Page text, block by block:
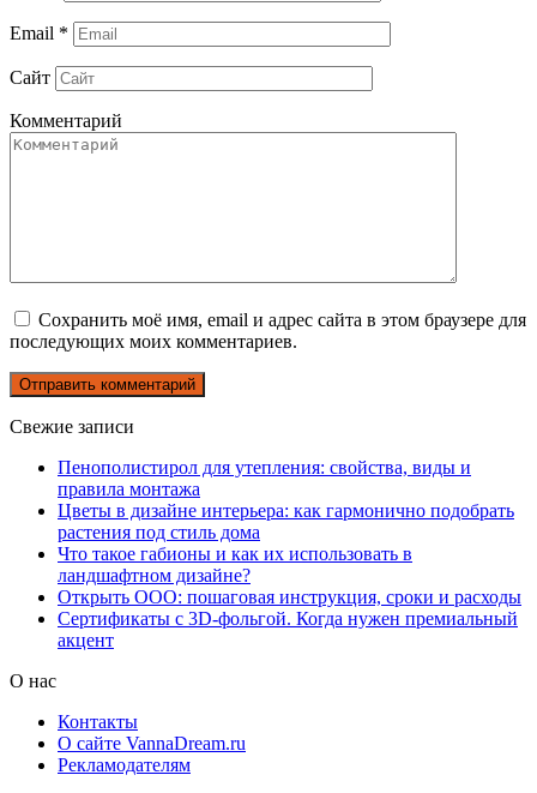
Email *
Сайт
Комментарий
Сохранить моё имя, email и адрес сайта в этом браузере для
последующих моих комментариев.
Свежие записи
Пенополистирол для утепления: свойства, виды и
правила монтажа
Цветы в дизайне интерьера: как гармонично подобрать
растения под стиль дома
Что такое габионы и как их использовать в
ландшафтном дизайне?
Открыть ООО: пошаговая инструкция, сроки и расходы
Сертификаты с 3D-фольгой. Когда нужен премиальный
акцент
О нас
Контакты
О сайте VannaDream.ru
Рекламодателям